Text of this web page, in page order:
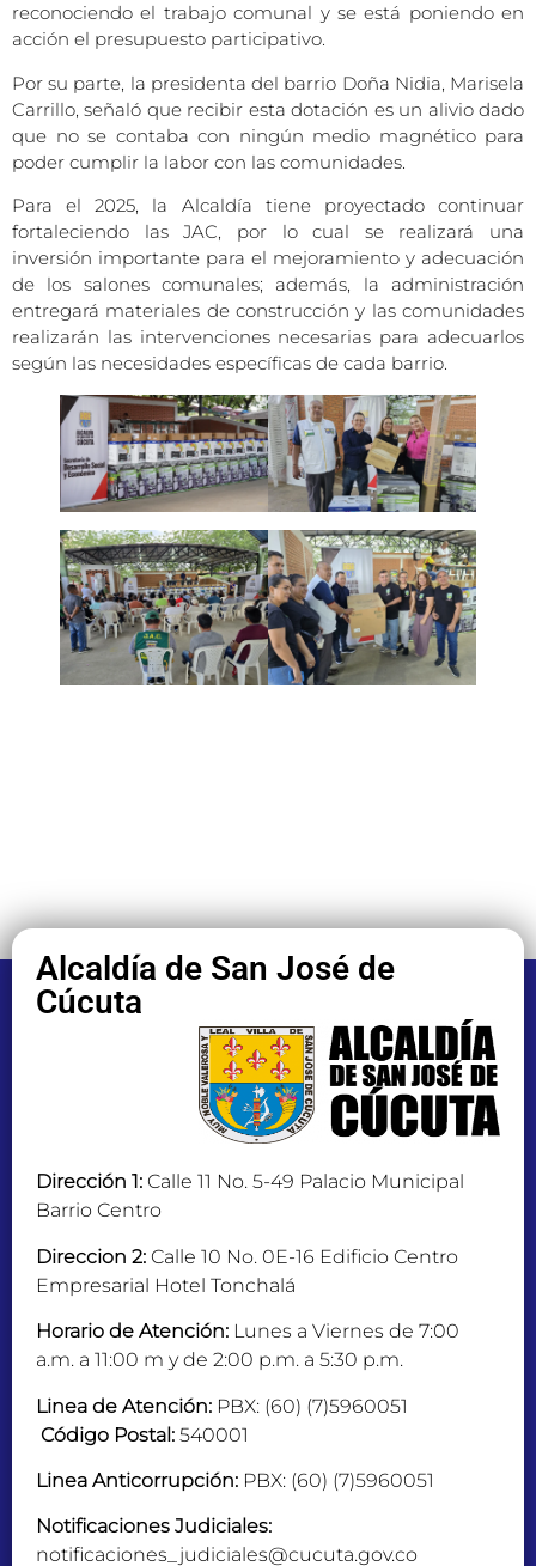
reconociendo el trabajo comunal y se está poniendo en
acción el presupuesto participativo.
Por su parte, la presidenta del barrio Doña Nidia, Marisela
Carrillo, señaló que recibir esta dotación es un alivio dado
que no se contaba con ningún medio magnético para
poder cumplir la labor con las comunidades.
Para el 2025, la Alcaldía tiene proyectado continuar
fortaleciendo las JAC, por lo cual se realizará una
inversión importante para el mejoramiento y adecuación
de los salones comunales; además, la administración
entregará materiales de construcción y las comunidades
realizarán las intervenciones necesarias para adecuarlos
según las necesidades específicas de cada barrio.
Alcaldía de San José de
Cúcuta
Dirección 1: Calle 11 No. 5-49 Palacio Municipal
Barrio Centro
Direccion 2: Calle 10 No. 0E-16 Edificio Centro
Empresarial Hotel Tonchalá
Horario de Atención: Lunes a Viernes de 7:00
a.m. a 11:00 m y de 2:00 p.m. a 5:30 p.m.
Linea de Atención: PBX: (60) (7)5960051
Código Postal: 540001
Linea Anticorrupción: PBX: (60) (7)5960051
Notificaciones Judiciales:
notificaciones_judiciales@cucuta.gov.co